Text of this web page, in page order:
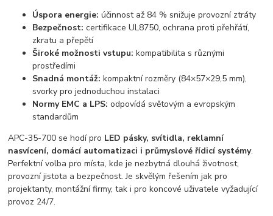
Úspora energie: účinnost až 84 % snižuje provozní ztráty
Bezpečnost: certifikace UL8750, ochrana proti přehřátí,
zkratu a přepětí
Široké možnosti vstupu: kompatibilita s různými
prostředími
Snadná montáž: kompaktní rozměry (84×57×29,5 mm),
svorky pro jednoduchou instalaci
Normy EMC a LPS: odpovídá světovým a evropským
standardům
APC-35-700 se hodí pro LED pásky, svítidla, reklamní
nasvícení, domácí automatizaci i průmyslové řídicí systémy.
Perfektní volba pro místa, kde je nezbytná dlouhá životnost,
provozní jistota a bezpečnost. Je skvělým řešením jak pro
projektanty, montážní firmy, tak i pro koncové uživatele vyžadující
provoz 24/7.